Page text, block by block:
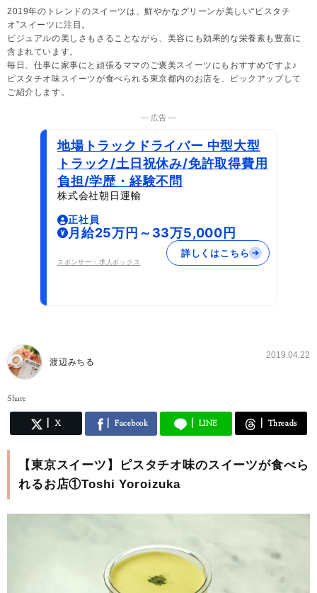
2019年のトレンドのスイーツは、鮮やかなグリーンが美しい“ピスタチ
オ”スイーツに注目。
ビジュアルの美しさもさることながら、美容にも効果的な栄養素も豊富に
含まれています。
毎日、仕事に家事にと頑張るママのご褒美スイーツにもおすすめですよ♪
ピスタチオ味スイーツが食べられる東京都内のお店を、ピックアップして
ご紹介します。
― 広告 ―
地場トラックドライバー 中型大型
トラック/土日祝休み/免許取得費用
負担/学歴・経験不問
株式会社朝日運輸
正社員
月給25万円～33万5,000円
スポンサー：求人ボックス
詳しくはこちら
渡辺みちる
2019.04.22
Share
X Facebook LINE Threads
【東京スイーツ】ピスタチオ味のスイーツが食べら
れるお店①Toshi Yoroizuka